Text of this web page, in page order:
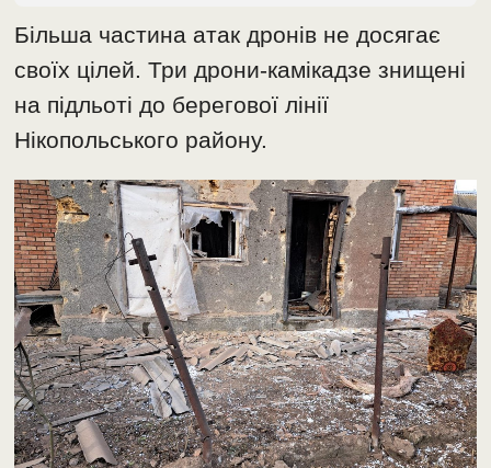
Більша частина атак дронів не досягає
своїх цілей. Три дрони-камікадзе знищені
на підльоті до берегової лінії
Нікопольського району.